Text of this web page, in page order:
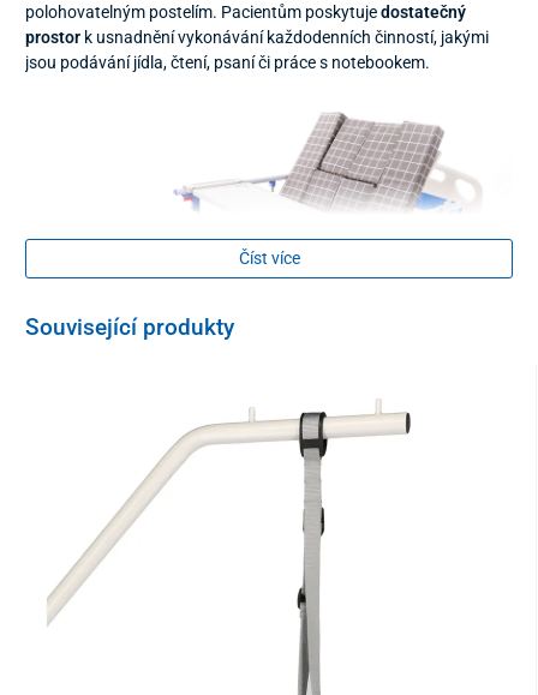
polohovatelným postelím. Pacientům poskytujedostatečný
prostor k usnadnění vykonávání každodenních činností, jakými
jsou podávání jídla, čtení, psaní či práce s notebookem.
Podnos je vyrobený z pevného odolného plastu
k uložení nápoje . Snadno se upevňuje a taktéž se snadno udržuje
Lůžkový stolek je doplněný pružinovým systémem, který
umožňuje přizpůsobit šířku podnosu. Díky tomu
použitý k různým typům postelí
Číst více
Související produkty